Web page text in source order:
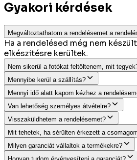
Gyakori kérdések
Megváltoztathatom a rendelésemet a
Ha a rendelésed még nem
elkészítésre kerültek.
Nem sikerül a fotókat feltöltenem, mit
Mennyibe kerül a szállítás?
Mennyi idő alatt kapom kézhez a
Van lehetőség személyes átvételre?
Visszaküldhetem a rendelésemet?
Mit tehetek, ha sérülten érkezett a
Milyen garanciát vállaltok a termékekre?